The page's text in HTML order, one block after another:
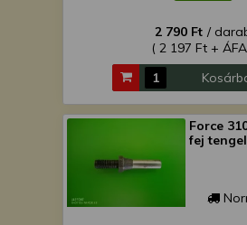
2 790 Ft /
( 2 197 Ft +
Force
fej